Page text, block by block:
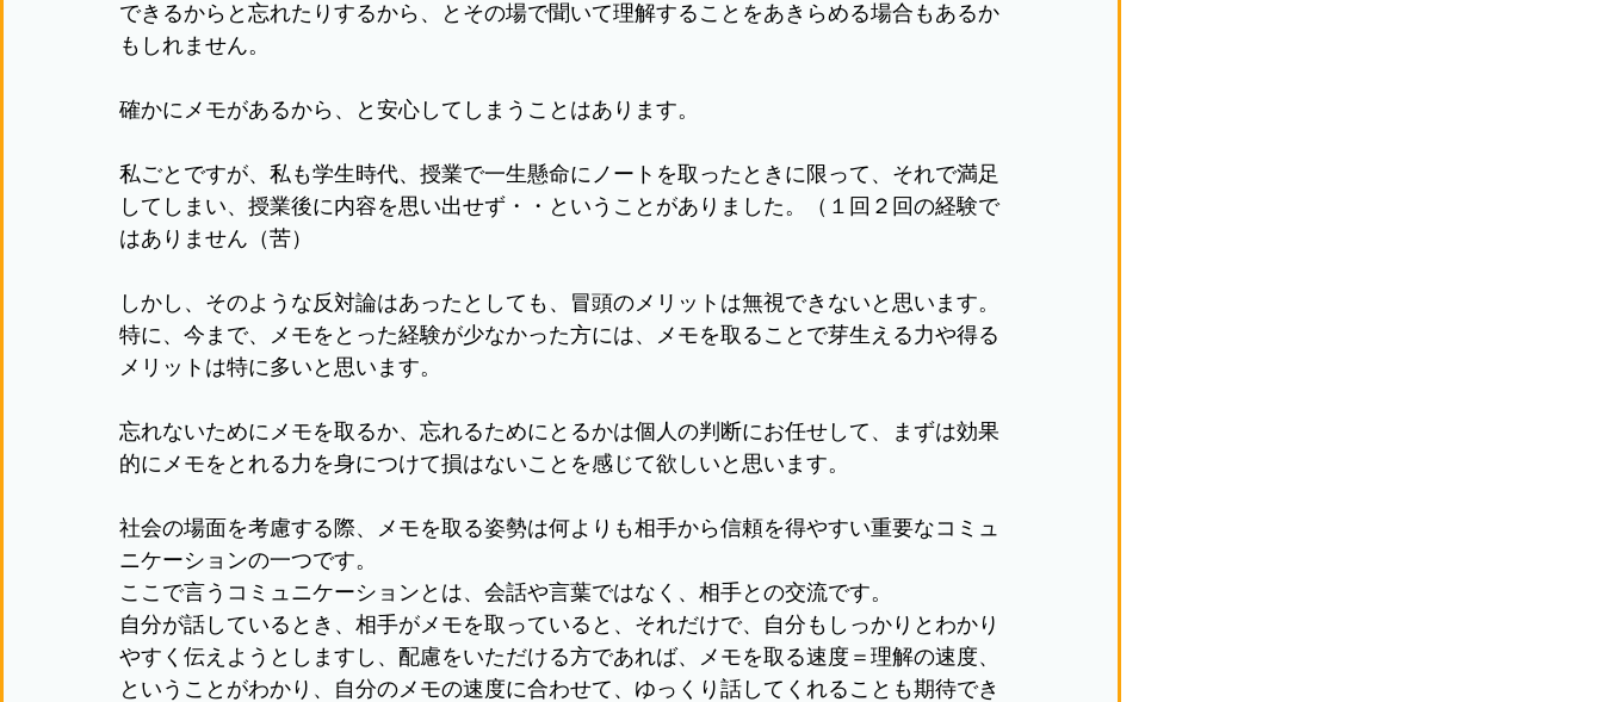
できるからと忘れたりするから、とその場で聞いて理解することをあきらめる場合もあるか
もしれません。
確かにメモがあるから、と安心してしまうことはあります。
私ごとですが、私も学生時代、授業で一生懸命にノートを取ったときに限って、それで満足
してしまい、授業後に内容を思い出せず・・ということがありました。（１回２回の経験で
はありません（苦）
しかし、そのような反対論はあったとしても、冒頭のメリットは無視できないと思います。
特に、今まで、メモをとった経験が少なかった方には、メモを取ることで芽生える力や得る
メリットは特に多いと思います。
忘れないためにメモを取るか、忘れるためにとるかは個人の判断にお任せして、まずは効果
的にメモをとれる力を身につけて損はないことを感じて欲しいと思います。
社会の場面を考慮する際、メモを取る姿勢は何よりも相手から信頼を得やすい重要なコミュ
ニケーションの一つです。
ここで言うコミュニケーションとは、会話や言葉ではなく、相手との交流です。
自分が話しているとき、相手がメモを取っていると、それだけで、自分もしっかりとわかり
やすく伝えようとしますし、配慮をいただける方であれば、メモを取る速度＝理解の速度、
ということがわかり、自分のメモの速度に合わせて、ゆっくり話してくれることも期待でき